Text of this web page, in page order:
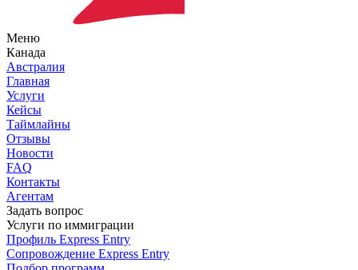
Меню
Канада
Австралия
Главная
Услуги
Кейсы
Таймлайны
Отзывы
Новости
FAQ
Контакты
Агентам
Задать вопрос
Услуги по иммиграции
Профиль Express Entry
Сопровождение Express Entry